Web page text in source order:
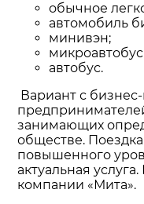
обычное
автомобиль
минивэн;
автобус.
Вариант с
занимающих
обществе.
повышенного
актуальная
компании «Мита».